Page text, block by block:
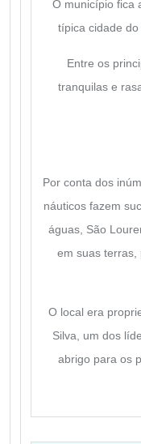
O município fica
típica cidade
Entre os
tranquilas e
Por conta dos
náuticos fazem
águas, São
em suas terras,
O local era
Silva, um dos
abrigo para os